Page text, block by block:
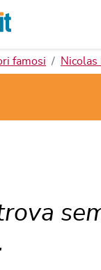
famosi Nicolas